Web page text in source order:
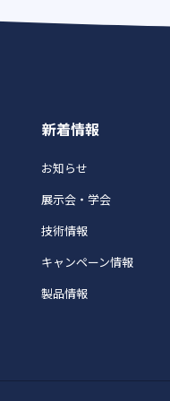
新着情報
お知らせ
展示会・学会
技術情報
キャンペーン情報
製品情報